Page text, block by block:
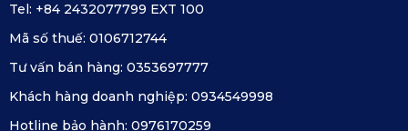
Thảm sàn ô tô 360 tải KATA có thiết kế dễ dàng lau chùi và
vệ sinh
Tel: +84 2432077799 EXT 100
Mã số thuế: 0106712744
Tư vấn bán hàng: 0353697777
Khách hàng doanh nghiệp: 0934549998
Hotline bảo hành: 0976170259